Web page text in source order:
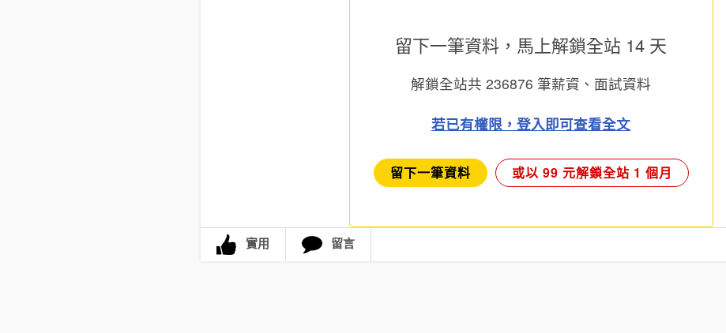
留下一筆資料，馬上解鎖全站 14 天
解鎖全站共 236876 筆薪資、面試資料
若已有權限，登入即可查看全文
留下一筆資料 或以 99 元解鎖全站 1 個月
實用 留言